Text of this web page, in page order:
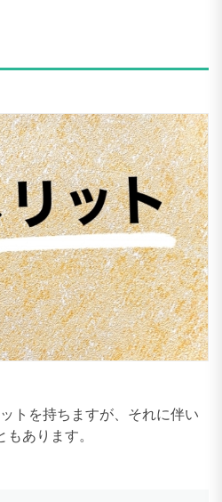
トを持ちますが、それに伴い
あります。